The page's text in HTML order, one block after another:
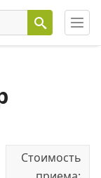
Стоимость